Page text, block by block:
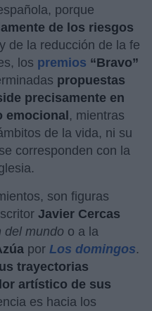
porque
de los riesgos
y de la reducción de la fe
los premios “Bravo”
propuestas
precisamente en
emocional, mientras
de la vida, ni su
corresponden con la
son figuras
Javier Cercas
del mundo o a la
por Los domingos.
trayectorias
artístico de sus
es hacia los